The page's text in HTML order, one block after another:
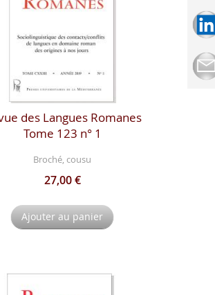
des Langues Romanes
Tome 123 n° 1
Broché, cousu
27,00 €
Ajouter au panier